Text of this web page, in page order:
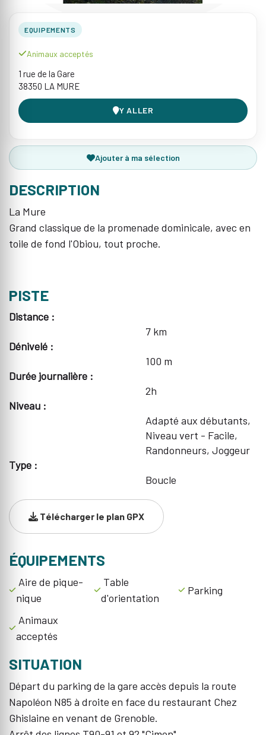
EQUIPEMENTS
Animaux acceptés
1 rue de la Gare
38350 LA MURE
Y ALLER
Ajouter à ma sélection
DESCRIPTION
La Mure
Grand classique de la promenade dominicale, avec en
toile de fond l'Obiou, tout proche.
PISTE
Distance :
7 km
Dénivelé :
100 m
Durée journalière :
2h
Niveau :
Adapté aux débutants,
Niveau vert - Facile,
Randonneurs, Joggeur
Type :
Boucle
Télécharger le plan GPX
ÉQUIPEMENTS
Aire de pique-
nique
Table
d'orientation
Parking
Animaux
acceptés
SITUATION
Départ du parking de la gare accès depuis la route
Napoléon N85 à droite en face du restaurant Chez
Ghislaine en venant de Grenoble.